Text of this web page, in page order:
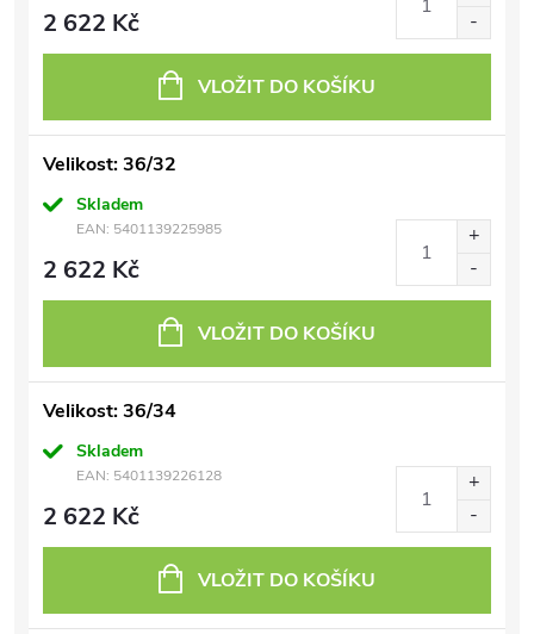
2 622 Kč
VLOŽIT DO KOŠÍKU
Velikost: 36/32
Skladem
EAN: 5401139225985
2 622 Kč
VLOŽIT DO KOŠÍKU
Velikost: 36/34
Skladem
EAN: 5401139226128
2 622 Kč
VLOŽIT DO KOŠÍKU